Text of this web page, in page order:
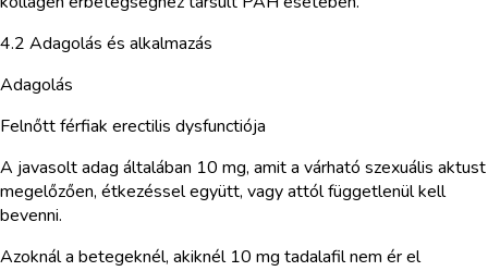
4.2 Adagolás és alkalmazás
Adagolás
Felnőtt férfiak erectilis dysfunctiója
A javasolt adag általában 10 mg, amit a várható szexuális aktust
megelőzően, étkezéssel együtt, vagy attól függetlenül kell
bevenni.
Azoknál a betegeknél, akiknél 10 mg tadalafil nem ér el